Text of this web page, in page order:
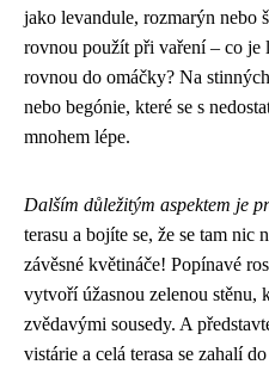
jako levandule, rozmarýn nebo
rovnou použít při vaření – co je
rovnou do omáčky? Na
nebo begónie, které se s
mnohem lépe.
Dalším důležitým aspektem je
terasu a bojíte se, že se tam nic
závěsné květináče! Popínavé
vytvoří úžasnou zelenou stěnu,
zvědavými sousedy. A
vistárie a celá terasa se zahalí